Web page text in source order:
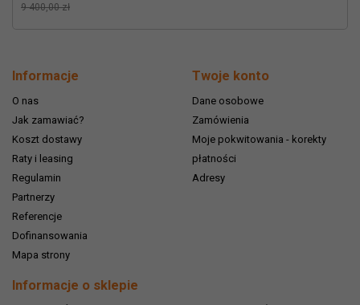
9 400,00 zł
Informacje
O nas
Jak zamawiać?
Koszt dostawy
Raty i leasing
Regulamin
Partnerzy
Referencje
Dofinansowania
Mapa strony
Twoje konto
Dane osobowe
Zamówienia
Moje pokwitowania - korekty
płatności
Adresy
Informacje o sklepie